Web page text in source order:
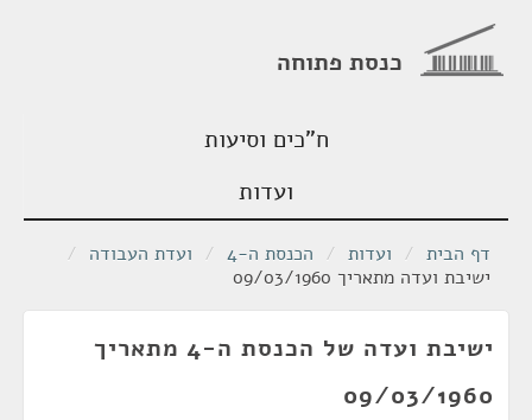
כנסת פתוחה
ח"כים וסיעות
ועדות
דף הבית / ועדות / הכנסת ה-4 / ועדת העבודה /
ישיבת ועדה מתאריך 09/03/1960
ישיבת ועדה של הכנסת ה-4 מתאריך
09/03/1960